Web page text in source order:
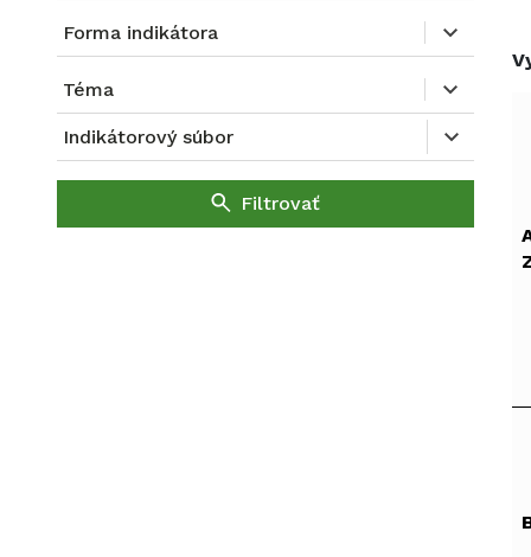
Forma indikátora
Téma
Indikátorový súbor
Filtrovať